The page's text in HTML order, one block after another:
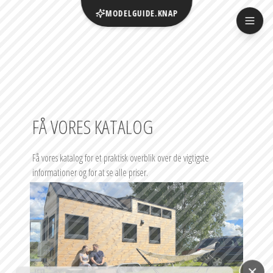
FÅ VORES KATALOG
Få vores katalog for et praktisk overblik over de vigtigste
informationer og for at se alle priser.
MODELGUIDE.KNAP